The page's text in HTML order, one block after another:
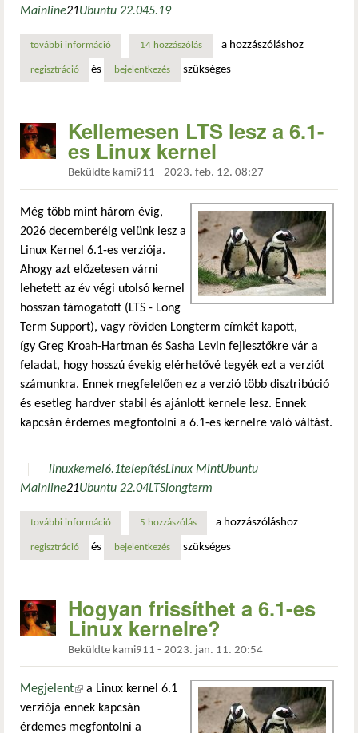
Mainline21Ubuntu 22.045.19
további információhogyan frissíthet a 6.2-es linux kernelre? tartalommal
14 hozzászólás a hozzászóláshoz
regisztráció és bejelentkezés szükséges
Kellemesen LTS lesz a 6.1-
es Linux kernel
Beküldte kami911 - 2023. feb. 12. 08:27
Még több mint három évig,
2026 decemberéig velünk lesz a
Linux Kernel 6.1-es verziója.
Ahogy azt előzetesen várni
lehetett az év végi utolsó kernel
hosszan támogatott (LTS - Long
Term Support), vagy röviden Longterm címkét kapott,
így Greg Kroah-Hartman és Sasha Levin fejlesztőkre vár a
feladat, hogy hosszú évekig elérhetővé tegyék ezt a verziót
számunkra. Ennek megfelelően ez a verzió több disztribúció
és esetleg hardver stabil és ajánlott kernele lesz. Ennek
kapcsán érdemes megfontolni a 6.1-es kernelre való váltást.
linuxkernel6.1telepítésLinux MintUbuntu
Mainline21Ubuntu 22.04LTSlongterm
további információkellemesen lts lesz a 6.1-es linux kernel tartalommal
5 hozzászólás a hozzászóláshoz
regisztráció és bejelentkezés szükséges
Hogyan frissíthet a 6.1-es
Linux kernelre?
Beküldte kami911 - 2023. jan. 11. 20:54
Megjelent(külső hivatkozás)
a Linux kernel 6.1
verziója ennek kapcsán
érdemes megfontolni a